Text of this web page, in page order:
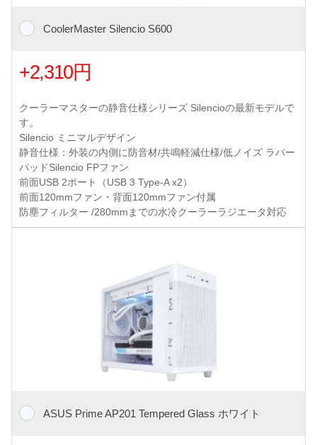
CoolerMaster Silencio S600
+2,310円
クーラーマスターの静音仕様シリーズ Silencioの最新モデルで
す。
Silencio ミニマルデザイン
静音仕様：外装の内側に防音材/共鳴軽減仕様/低ノイズ ラバー
パッドSilencio FPファン
前面USB 2ポート（USB 3 Type-A x2）
前面120mmファン・背面120mmファン付属
防塵フィルター /280mmまでの水冷クーラーラジエータ対応
ASUS Prime AP201 Tempered Glass ホワイト